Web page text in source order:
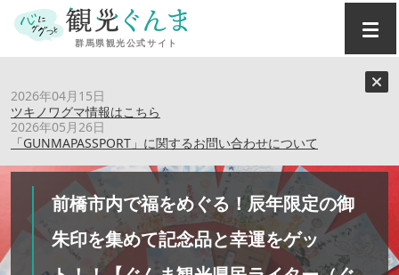
2026年04月15日
ツキノワグマ情報はこちら
2026年05月26日
「GUNMAPASSPORT」に関するお問い合わせについて
前橋市内で福をめぐる！辰年限定の御朱印を集めて記念品と
幸運をゲット！！【ぐんま観光県民ライター（ぐん記者）】
前橋市内で福をめぐる！辰年限定の御
朱印を集めて記念品と幸運をゲッ